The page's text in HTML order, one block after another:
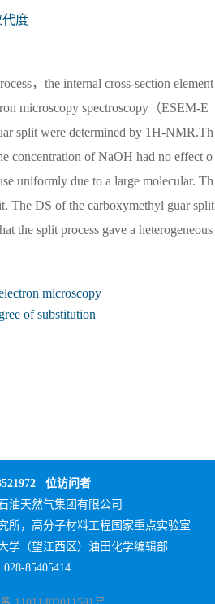
代度
，the internal cross-section element
microscopy spectroscopy（ESEM-E
split were determined by 1H-NMR.Th
concentration of NaOH had no effect o
uniformly due to a large molecular. Th
The DS of the carboxymethyl guar split
the split process gave a heterogeneous
microscopy
of substitution
位访问者
油天然气集团有限公司
所，高分子材料工程国家重点实验室
学（望江西区）油田化学编辑部
028-85405414